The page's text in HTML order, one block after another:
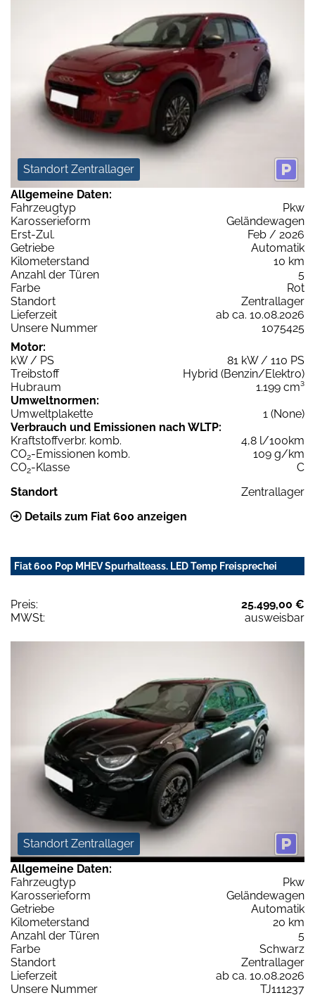
Standort Zentrallager
Allgemeine Daten:
Fahrzeugtyp
Pkw
Karosserieform
Geländewagen
Erst-Zul.
Feb / 2026
Getriebe
Automatik
Kilometerstand
10 km
Anzahl der Türen
5
Farbe
Rot
Standort
Zentrallager
Lieferzeit
ab ca. 10.08.2026
Unsere Nummer
1075425
Motor:
kW / PS
81 kW / 110 PS
Treibstoff
Hybrid (Benzin/Elektro)
Hubraum
1.199 cm³
Umweltnormen:
Umweltplakette
1 (None)
Verbrauch und Emissionen nach WLTP:
Kraftstoffverbr. komb.
4,8 l/100km
CO2-Emissionen komb.
109 g/km
CO2-Klasse
C
Standort
Zentrallager
Details zum Fiat 600 anzeigen
Fiat 600 Pop MHEV Spurhalteass. LED Temp Freisprechei
Preis:
25.499,00 €
MWSt:
ausweisbar
Standort Zentrallager
Allgemeine Daten:
Fahrzeugtyp
Pkw
Karosserieform
Geländewagen
Getriebe
Automatik
Kilometerstand
20 km
Anzahl der Türen
5
Farbe
Schwarz
Standort
Zentrallager
Lieferzeit
ab ca. 10.08.2026
Unsere Nummer
TJ111237